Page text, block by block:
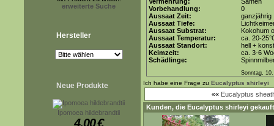
erweiterte Suche
Hersteller
Neue Produkte
Ipomoea hildebrandtii
4,00€
Vorbehandlung:
0
Aussaat Zeit:
ganzjährig
Aussaat Tiefe:
Aussaat Substrat:
Kokohum
Aussaat Temperatur:
ca. 20-
Aussaat Standort:
hell +
Keimzeit:
ca. 3-6
Schädlinge:
Sonntag,
Ich habe eine Frage zu Eucalyptus shirleyi
«« Eucalyptus
Kunden, die Eucalyptus shirleyi